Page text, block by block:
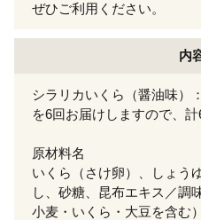
ぜひご利用ください。
内
シラリカいくら（醤油味）
を6回お届けしますので、計
原材料名
いくら（さけ卵）、しょう
し、砂糖、昆布エキス／調
小麦・いくら・大豆を含む）